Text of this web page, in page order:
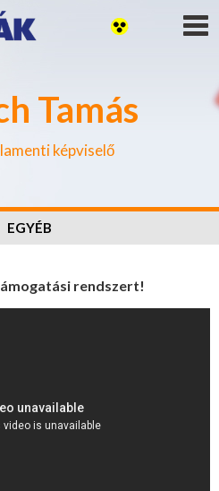
Tamás
képviselő
EGYÉB
rendszert!